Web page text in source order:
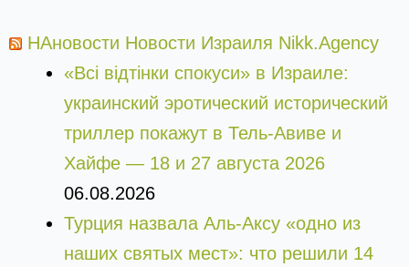
НАновости Новости Израиля Nikk.Agency
«Всі відтінки спокуси» в Израиле:
украинский эротический исторический
триллер покажут в Тель-Авиве и
Хайфе — 18 и 27 августа 2026
06.08.2026
Турция назвала Аль-Аксу «одно из
наших святых мест»: что решили 14